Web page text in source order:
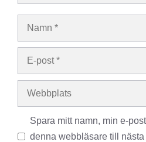
Namn
Webbplats
Spara mitt namn, min e-
denna webbläsare till